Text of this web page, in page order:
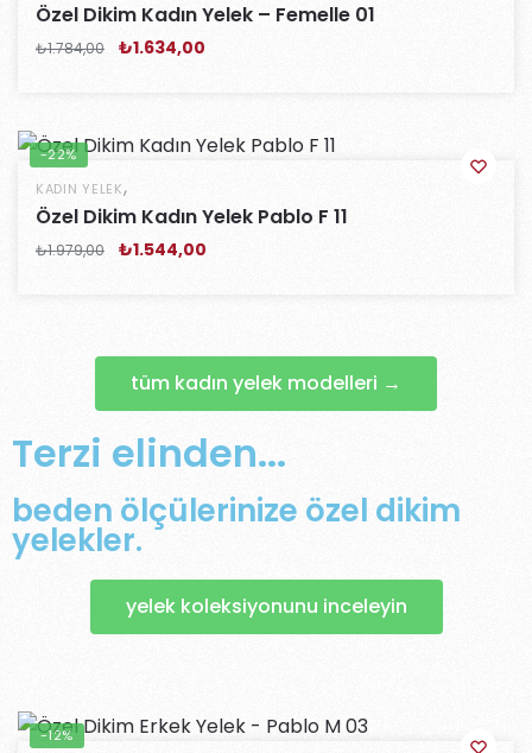
Özel Dikim Kadın Yelek – Femelle 01
₺1.784,00 ₺1.634,00
-22%
KADIN YELEK,
Özel Dikim Kadın Yelek Pablo F 11
₺1.979,00 ₺1.544,00
tüm kadın yelek modelleri →
Terzi elinden...
beden ölçülerinize özel dikim
yelekler.
yelek koleksiyonunu inceleyin
-12%